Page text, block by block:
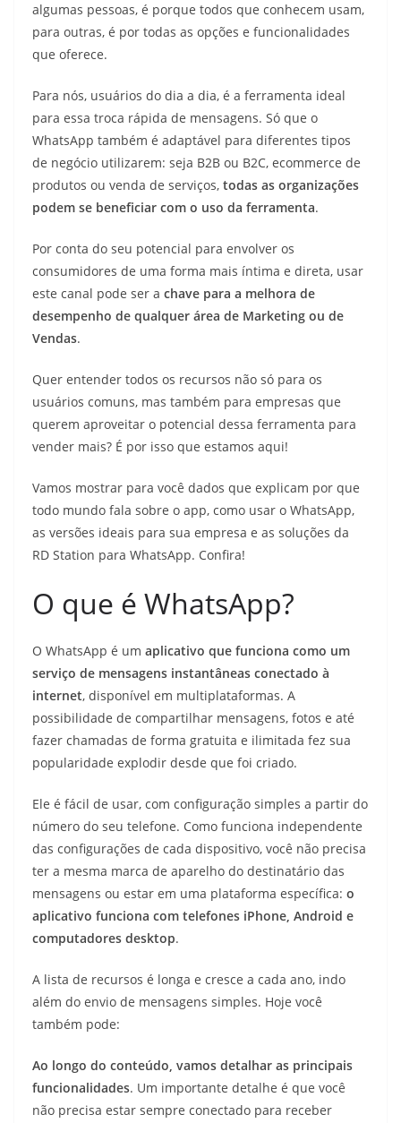
algumas pessoas, é porque todos que conhecem usam,
para outras, é por todas as opções e funcionalidades
que oferece.
Para nós, usuários do dia a dia, é a ferramenta ideal
para essa troca rápida de mensagens. Só que o
WhatsApp também é adaptável para diferentes tipos
de negócio utilizarem: seja B2B ou B2C, ecommerce de
produtos ou venda de serviços, todas as organizações
podem se beneficiar com o uso da ferramenta.
Por conta do seu potencial para envolver os
consumidores de uma forma mais íntima e direta, usar
este canal pode ser a chave para a melhora de
desempenho de qualquer área de Marketing ou de
Vendas.
Quer entender todos os recursos não só para os
usuários comuns, mas também para empresas que
querem aproveitar o potencial dessa ferramenta para
vender mais? É por isso que estamos aqui!
Vamos mostrar para você dados que explicam por que
todo mundo fala sobre o app, como usar o WhatsApp,
as versões ideais para sua empresa e as soluções da
RD Station para WhatsApp. Confira!
O que é WhatsApp?
O WhatsApp é um aplicativo que funciona como um
serviço de mensagens instantâneas conectado à
internet, disponível em multiplataformas. A
possibilidade de compartilhar mensagens, fotos e até
fazer chamadas de forma gratuita e ilimitada fez sua
popularidade explodir desde que foi criado.
Ele é fácil de usar, com configuração simples a partir do
número do seu telefone. Como funciona independente
das configurações de cada dispositivo, você não precisa
ter a mesma marca de aparelho do destinatário das
mensagens ou estar em uma plataforma específica: o
aplicativo funciona com telefones iPhone, Android e
computadores desktop.
A lista de recursos é longa e cresce a cada ano, indo
além do envio de mensagens simples. Hoje você
também pode:
Ao longo do conteúdo, vamos detalhar as principais
funcionalidades. Um importante detalhe é que você
não precisa estar sempre conectado para receber